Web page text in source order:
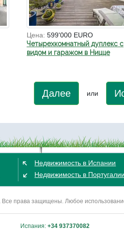
Цена: 599'000 EURO
Четырехкомнатный дуплекс с
видом и гаражом в Ницце
Далее или
Недвижимость в Испании
Недвижимость в Португалии
права защищены. Любое
Испания: +34 937370082